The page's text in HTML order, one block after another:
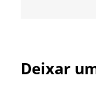
Deixar